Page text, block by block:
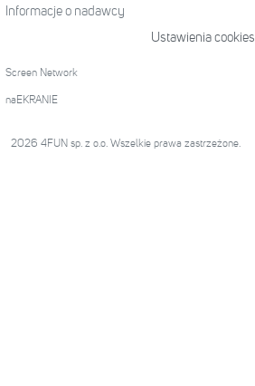
Informacje o nadawcy
Ustawienia cookies
Screen Network
naEKRANIE
2026 4FUN sp. z o.o. Wszelkie prawa zastrzeżone.